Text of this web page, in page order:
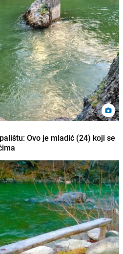
Ovo je mladić (24) koji se